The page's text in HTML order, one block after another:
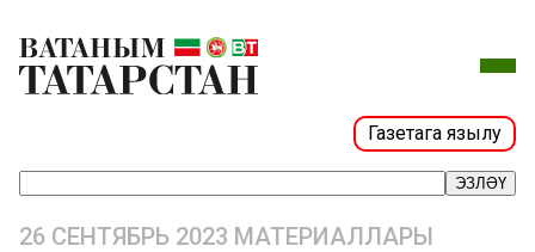
Газетага язылу
ЭЗЛӘҮ
26 СЕНТЯБРЬ 2023 МАТЕРИАЛЛАРЫ